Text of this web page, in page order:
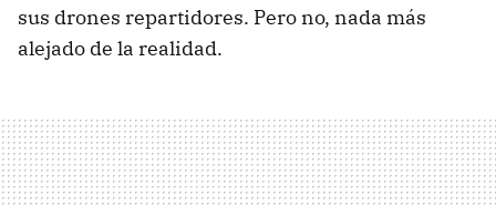
sus drones repartidores. Pero no, nada más
alejado de la realidad.